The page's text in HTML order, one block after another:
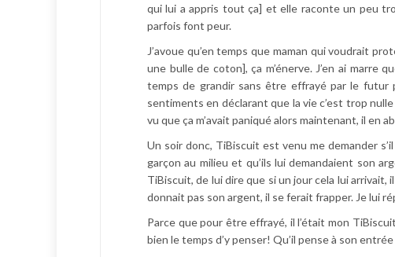
qui lui a appris tout ça] et elle raconte un peu
parfois font peur.
J’avoue qu’en temps que maman qui voudrait
une bulle de coton], ça m’énerve. J’en ai marre
temps de grandir sans être effrayé par le futur
sentiments en déclarant que la vie c’est trop
vu que ça m’avait paniqué alors maintenant, il en
Un soir donc, TiBiscuit est venu me demander
garçon au milieu et qu’ils lui demandaient son
TiBiscuit, de lui dire que si un jour cela lui arrivait,
donnait pas son argent, il se ferait frapper. Je lui
Parce que pour être effrayé, il l’était mon
bien le temps d’y penser! Qu’il pense à son